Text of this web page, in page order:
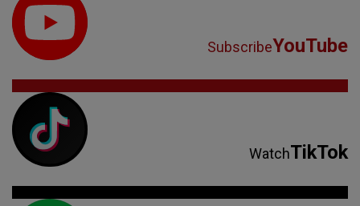
SubscribeYouTube
WatchTikTok